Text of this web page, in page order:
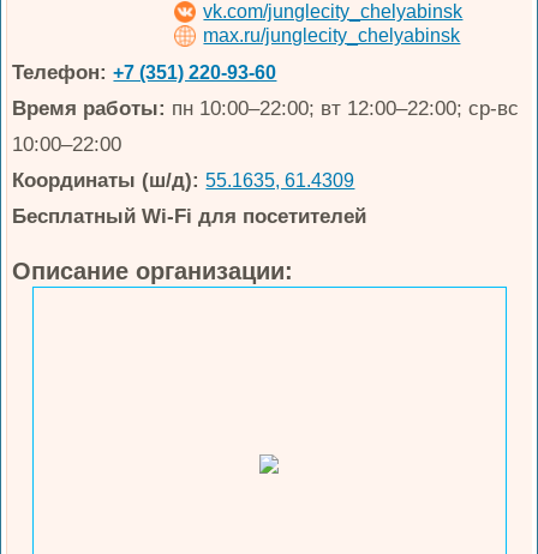
vk.com/junglecity_chelyabinsk
max.ru/junglecity_chelyabinsk
Телефон: +7 (351) 220-93-60
Время работы: пн 10:00–22:00; вт 12:00–22:00; ср-вс
10:00–22:00
Координаты (ш/д): 55.1635, 61.4309
Бесплатный Wi-Fi для посетителей
Описание организации: